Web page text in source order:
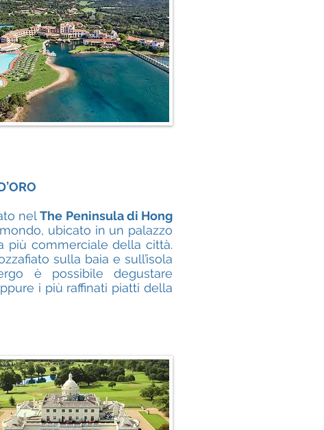
nelThe Peninsula di Hong
ubicato in un palazzo
più commerciale della città.
sulla baia e sull’isola
è possibile degustare
i più raffinati piatti della